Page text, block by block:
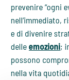
prevenire “ogni
nell’immediato,
e di divenire
delleemozioni;
possono
nella vita